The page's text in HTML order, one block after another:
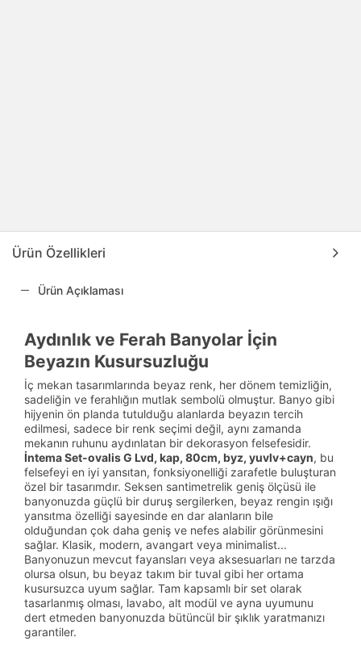
Ürün Özellikleri
Ürün Açıklaması
Aydınlık ve Ferah Banyolar İçin
Beyazın Kusursuzluğu
İç mekan tasarımlarında beyaz renk, her dönem temizliğin,
sadeliğin ve ferahlığın mutlak sembolü olmuştur. Banyo gibi
hijyenin ön planda tutulduğu alanlarda beyazın tercih
edilmesi, sadece bir renk seçimi değil, aynı zamanda
mekanın ruhunu aydınlatan bir dekorasyon felsefesidir.
İntema Set-ovalis G Lvd, kap, 80cm, byz, yuvlv+cayn, bu
felsefeyi en iyi yansıtan, fonksiyonelliği zarafetle buluşturan
özel bir tasarımdır. Seksen santimetrelik geniş ölçüsü ile
banyonuzda güçlü bir duruş sergilerken, beyaz rengin ışığı
yansıtma özelliği sayesinde en dar alanların bile
olduğundan çok daha geniş ve nefes alabilir görünmesini
sağlar. Klasik, modern, avangart veya minimalist...
Banyonuzun mevcut fayansları veya aksesuarları ne tarzda
olursa olsun, bu beyaz takım bir tuval gibi her ortama
kusursuzca uyum sağlar. Tam kapsamlı bir set olarak
tasarlanmış olması, lavabo, alt modül ve ayna uyumunu
dert etmeden banyonuzda bütüncül bir şıklık yaratmanızı
garantiler.